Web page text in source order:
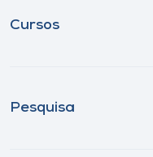
Cursos
Pesquisa